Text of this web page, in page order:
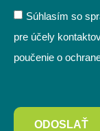
Súhlasím so
pre účely
poučenie o
ODOSLAŤ